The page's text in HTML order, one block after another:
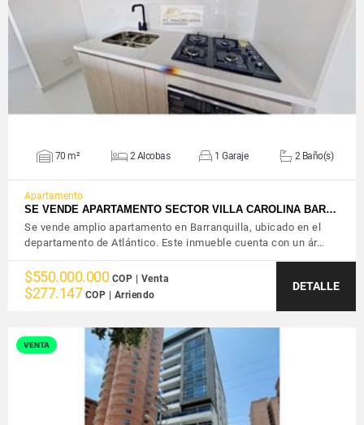
VER DETALLES
70 m² 2 Alcobas 1 Garaje 2 Baño(s)
Apartamento
SE VENDE APARTAMENTO SECTOR VILLA CAROLINA BAR…
Se vende amplio apartamento en Barranquilla, ubicado en el
departamento de Atlántico. Este inmueble cuenta con un ár…
$550.000.000 COP | Venta
$277.147 COP | Arriendo
DETALLE
VENTA